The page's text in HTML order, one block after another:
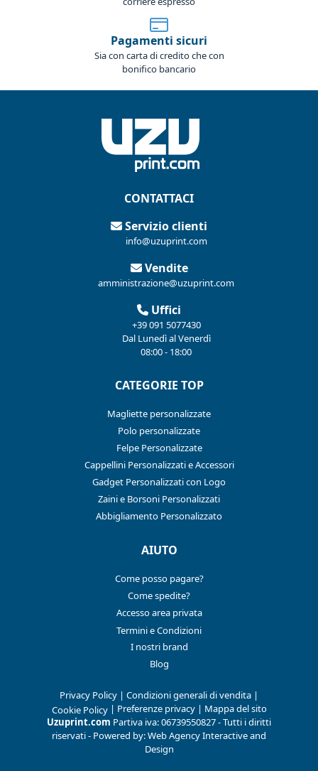
Pagamenti sicuri
Sia con carta di credito che con
bonifico bancario
CONTATTACI
Servizio clienti
info@uzuprint.com
Vendite
amministrazione@uzuprint.com
Uffici
+39 091 5077430
Dal Lunedì al Venerdì
08:00 - 18:00
CATEGORIE TOP
Magliette personalizzate
Polo personalizzate
Felpe Personalizzate
Cappellini Personalizzati e Accessori
Gadget Personalizzati con Logo
Zaini e Borsoni Personalizzati
Abbigliamento Personalizzato
AIUTO
Come posso pagare?
Come spedite?
Accesso area privata
Termini e Condizioni
I nostri brand
Blog
Privacy Policy | Condizioni generali di vendita |
Cookie Policy| Preferenze privacy| Mappa del sito
Uzuprint.com Partiva iva: 06739550827 - Tutti i diritti
riservati - Powered by:Web Agency Interactive and
Design